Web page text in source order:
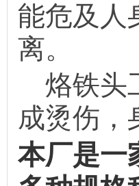
能危及人
离。
烙铁头
成烫伤，
本厂是一